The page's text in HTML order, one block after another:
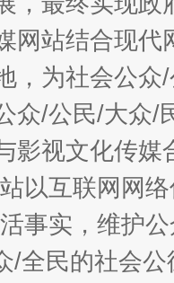
网站结合现
，为社会公
众/公民/大众/
影视文化传
以互联网网
事实，维护
全民的社会公